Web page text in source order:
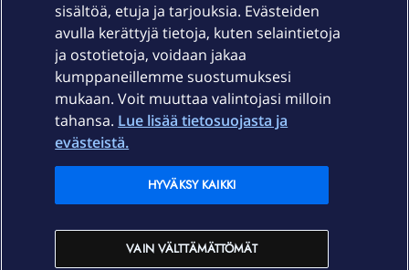
Palvelut
Ajankohtaista
In English
sisältöä, etuja ja tarjouksia. Evästeiden
avulla kerättyjä tietoja, kuten selaintietoja
ja ostotietoja, voidaan jakaa
kumppaneillemme suostumuksesi
mukaan. Voit muuttaa valintojasi milloin
tahansa. Lue lisää tietosuojasta ja
evästeistä.
VAIN VÄLTTÄMÄTTÖMÄT
HYVÄKSY KAIKKI